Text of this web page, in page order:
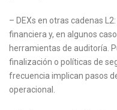
– DEXs en otras cadenas
financiera y, en algunos
herramientas de auditoría.
finalización o políticas de
frecuencia implican pasos
operacional.